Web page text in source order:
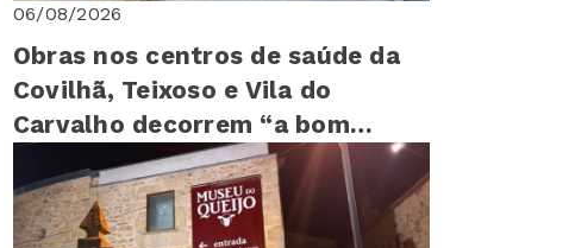
06/08/2026
Obras nos centros de saúde da
Covilhã, Teixoso e Vila do
Carvalho decorrem “a bom